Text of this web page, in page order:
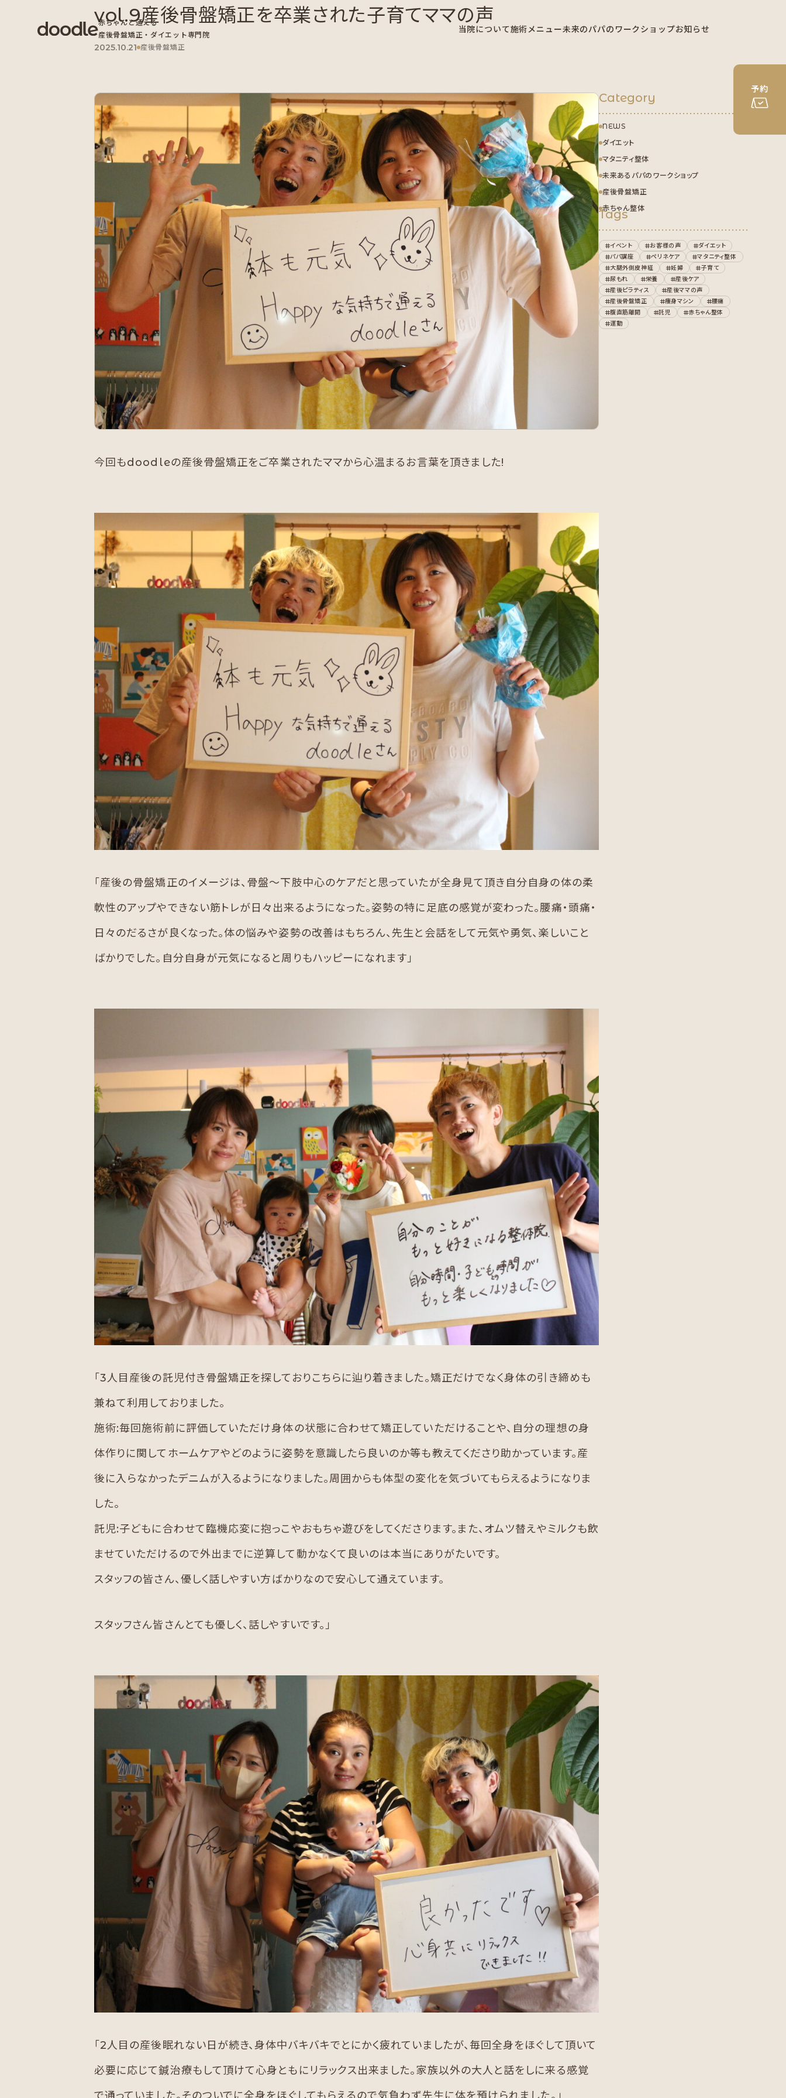
赤ちゃんと通える
産後骨盤矯正・ダイエット専門院
当院について施術メニュー未来のパパのワークショップお知らせ
予約
vol.9産後骨盤矯正を卒業された子育てママの声
2025.10.21 産後骨盤矯正
今回もdoodleの産後骨盤矯正をご卒業されたママから心温まるお言葉を頂きました!
「産後の骨盤矯正のイメージは、骨盤～下肢中心のケアだと思っていたが全身見て頂き自分自身の体の柔
軟性のアップやできない筋トレが日々出来るようになった。姿勢の特に足底の感覚が変わった。腰痛・頭痛・
日々のだるさが良くなった。体の悩みや姿勢の改善はもちろん、先生と会話をして元気や勇気、楽しいこと
ばかりでした。自分自身が元気になると周りもハッピーになれます」
「3人目産後の託児付き骨盤矯正を探しておりこちらに辿り着きました。矯正だけでなく身体の引き締めも
兼ねて利用しておりました。
施術:毎回施術前に評価していただけ身体の状態に合わせて矯正していただけることや、自分の理想の身
体作りに関してホームケアやどのように姿勢を意識したら良いのか等も教えてくださり助かっています。産
後に入らなかったデニムが入るようになりました。周囲からも体型の変化を気づいてもらえるようになりま
した。
託児:子どもに合わせて臨機応変に抱っこやおもちゃ遊びをしてくださります。また、オムツ替えやミルクも飲
ませていただけるので外出までに逆算して動かなくて良いのは本当にありがたいです。
スタッフの皆さん、優しく話しやすい方ばかりなので安心して通えています。
スタッフさん皆さんとても優しく、話しやすいです。」
「2人目の産後眠れない日が続き、身体中バキバキでとにかく疲れていましたが、毎回全身をほぐして頂いて
必要に応じて鍼治療もして頂けて心身ともにリラックス出来ました。家族以外の大人と話をしに来る感覚
Category
NEWS
ダイエット
マタニティ整体
未来あるパパのワークショップ
産後骨盤矯正
赤ちゃん整体
Tags
イベント お客様の声
ダイエット
パパ講座
ペリネケア
マタニティ整体
大腿外側皮神経
妊婦
子育て
尿もれ
栄養
産後ケア
産後ピラティス
産後ママの声
産後骨盤矯正
痩身マシン
腰痛
腹直筋離開
託児
赤ちゃん整体
運動